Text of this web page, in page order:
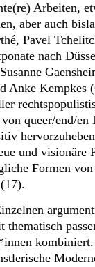
Arbeiten,
aber auch
Pavel
nach
Anke Kempkes
queer/end/en
und visionäre
Formen
thematisch